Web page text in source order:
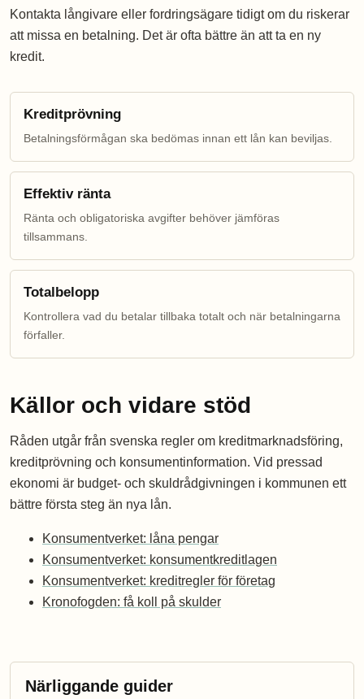
Kontakta långivare eller fordringsägare tidigt om du riskerar
att missa en betalning. Det är ofta bättre än att ta en ny
kredit.
Kreditprövning
Betalningsförmågan ska bedömas innan ett lån kan beviljas.
Effektiv ränta
Ränta och obligatoriska avgifter behöver jämföras
tillsammans.
Totalbelopp
Kontrollera vad du betalar tillbaka totalt och när betalningarna
förfaller.
Källor och vidare stöd
Råden utgår från svenska regler om kreditmarknadsföring,
kreditprövning och konsumentinformation. Vid pressad
ekonomi är budget- och skuldrådgivningen i kommunen ett
bättre första steg än nya lån.
Konsumentverket: låna pengar
Konsumentverket: konsumentkreditlagen
Konsumentverket: kreditregler för företag
Kronofogden: få koll på skulder
Närliggande guider